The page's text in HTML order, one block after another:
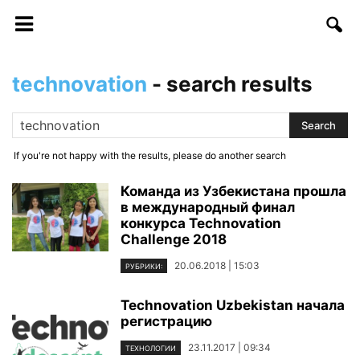
technovation - search results
If you're not happy with the results, please do another search
Команда из Узбекистана прошла
в международный финал
конкурса Technovation
Challenge 2018
РУБРИКИ: 20.06.2018 | 15:03
Technovation Uzbekistan начала
регистрацию
ТЕХНОЛОГИИ 23.11.2017 | 09:34